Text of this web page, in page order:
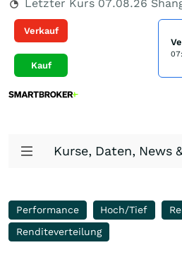
Letzter Kurs 07.08.26
Verkauf
Kauf
Kurse, Daten, News
Performance Hoch/Tief
Renditeverteilung